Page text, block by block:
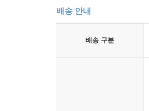
배송 안내
배송 구분